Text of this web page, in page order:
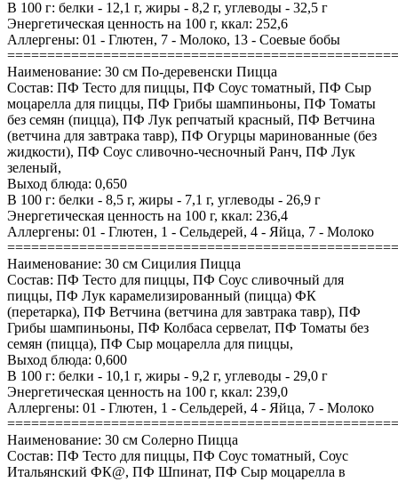
В 100 г: белки - 12,1 г, жиры - 8,2 г, углеводы - 32,5 г
Энергетическая ценность на 100 г, ккал: 252,6
Аллергены: 01 - Глютен, 7 - Молоко, 13 - Соевые бобы
Наименование: 30 см По-деревенски Пицца
Состав: ПФ Тесто для пиццы, ПФ Соус томатный, ПФ Сыр
моцарелла для пиццы, ПФ Грибы шампиньоны, ПФ Томаты
без семян (пицца), ПФ Лук репчатый красный, ПФ Ветчина
(ветчина для завтрака тавр), ПФ Огурцы маринованные (без
жидкости), ПФ Соус сливочно-чесночный Ранч, ПФ Лук
зеленый,
Выход блюда: 0,650
В 100 г: белки - 8,5 г, жиры - 7,1 г, углеводы - 26,9 г
Энергетическая ценность на 100 г, ккал: 236,4
Аллергены: 01 - Глютен, 1 - Сельдерей, 4 - Яйца, 7 - Молоко
Наименование: 30 см Сицилия Пицца
Состав: ПФ Тесто для пиццы, ПФ Соус сливочный для
пиццы, ПФ Лук карамелизированный (пицца) ФК
(перетарка), ПФ Ветчина (ветчина для завтрака тавр), ПФ
Грибы шампиньоны, ПФ Колбаса сервелат, ПФ Томаты без
семян (пицца), ПФ Сыр моцарелла для пиццы,
Выход блюда: 0,600
В 100 г: белки - 10,1 г, жиры - 9,2 г, углеводы - 29,0 г
Энергетическая ценность на 100 г, ккал: 239,0
Аллергены: 01 - Глютен, 1 - Сельдерей, 4 - Яйца, 7 - Молоко
Наименование: 30 см Солерно Пицца
Состав: ПФ Тесто для пиццы, ПФ Соус томатный, Соус
Итальянский ФК@, ПФ Шпинат, ПФ Сыр моцарелла в